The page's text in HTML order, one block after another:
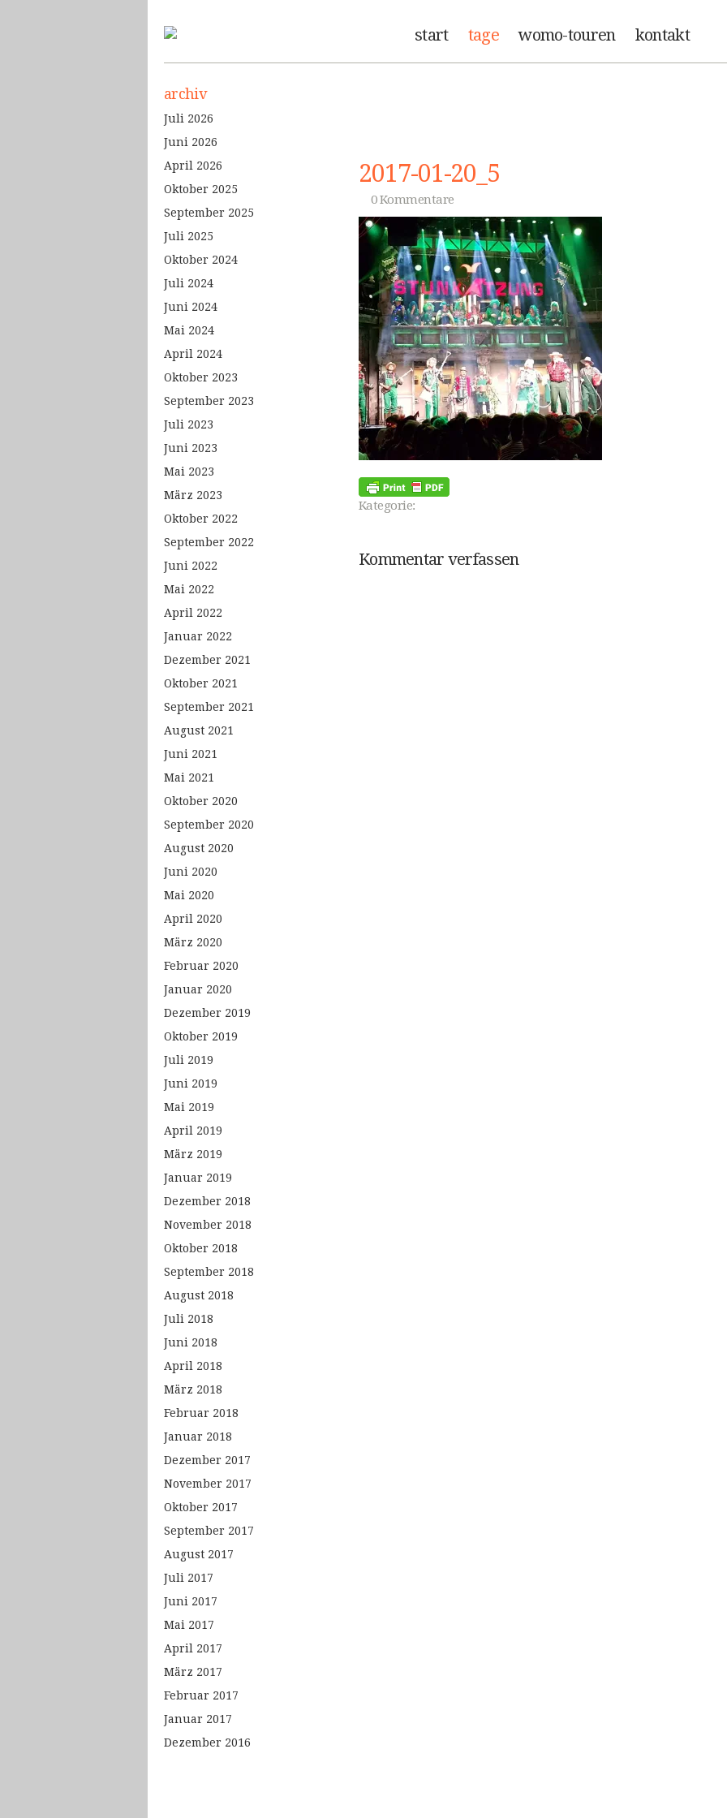
start tage womo-touren kontakt
2017-01-20_5
0 Kommentare
Kategorie:
Kommentar verfassen
archiv
Juli 2026
Juni 2026
April 2026
Oktober 2025
September 2025
Juli 2025
Oktober 2024
Juli 2024
Juni 2024
Mai 2024
April 2024
Oktober 2023
September 2023
Juli 2023
Juni 2023
Mai 2023
März 2023
Oktober 2022
September 2022
Juni 2022
Mai 2022
April 2022
Januar 2022
Dezember 2021
Oktober 2021
September 2021
August 2021
Juni 2021
Mai 2021
Oktober 2020
September 2020
August 2020
Juni 2020
Mai 2020
April 2020
März 2020
Februar 2020
Januar 2020
Dezember 2019
Oktober 2019
Juli 2019
Juni 2019
Mai 2019
April 2019
März 2019
Januar 2019
Dezember 2018
November 2018
Oktober 2018
September 2018
August 2018
Juli 2018
Juni 2018
April 2018
März 2018
Februar 2018
Januar 2018
Dezember 2017
November 2017
Oktober 2017
September 2017
August 2017
Juli 2017
Juni 2017
Mai 2017
April 2017
März 2017
Februar 2017
Januar 2017
Dezember 2016